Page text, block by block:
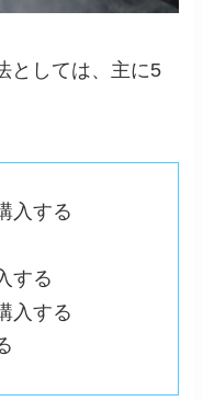
としては、主に5
入する
する
入する